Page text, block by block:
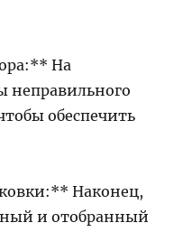
На
неправильного
обеспечить
Наконец,
и отобранный